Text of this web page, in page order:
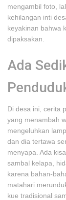
mengambil foto,
kehilangan inti
keyakinan bahwa
dipaksakan.
Ada
Di desa ini, cerita
yang menambah
mengeluhkan
dan dia tertawa
menyapa. Ada
sambal kelapa,
karena bahan-
matahari
kue tradisional